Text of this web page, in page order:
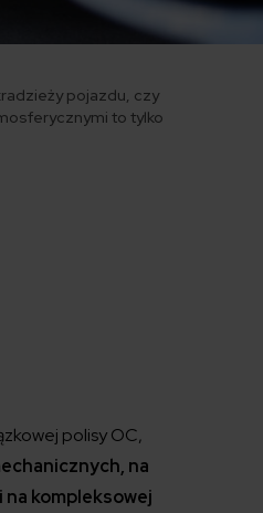
pojazdu, czy
to tylko
polisy OC,
na
kompleksowej